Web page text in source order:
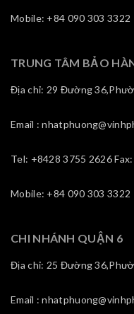
Mobile: +84 090 303 3322
TRUNG TÂM BẢO
Địa chỉ: 29 Đường
Email :
Tel: +8428 3755 2626
Mobile: +84 090 303 3322
CHI NHÁNH QUẬN 6
Địa chỉ: 25 Đường
Email :